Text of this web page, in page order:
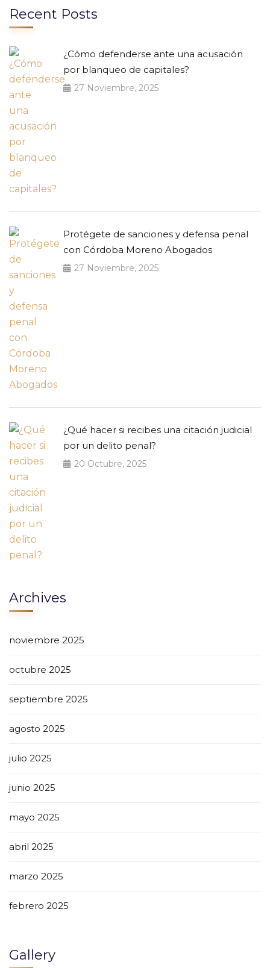
Recent Posts
¿Cómo defenderse ante una acusación
por blanqueo de capitales?
27 Noviembre, 2025
Protégete de sanciones y defensa penal
con Córdoba Moreno Abogados
27 Noviembre, 2025
¿Qué hacer si recibes una citación judicial
por un delito penal?
20 Octubre, 2025
Archives
noviembre 2025
octubre 2025
septiembre 2025
agosto 2025
julio 2025
junio 2025
mayo 2025
abril 2025
marzo 2025
febrero 2025
Gallery